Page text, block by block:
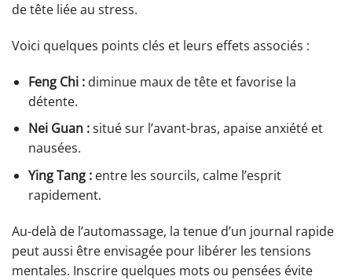
de tête liée au stress.
Voici quelques points clés et leurs effets associés :
Feng Chi :diminue maux de tête et favorise la
détente.
Nei Guan :situé sur l’avant-bras, apaise anxiété et
nausées.
Ying Tang :entre les sourcils, calme l’esprit
rapidement.
Au-delà de l’automassage, la tenue d’un journal rapide
peut aussi être envisagée pour libérer les tensions
mentales. Inscrire quelques mots ou pensées évite